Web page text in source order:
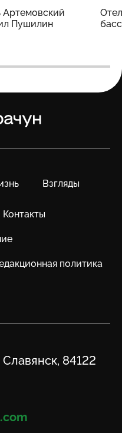
Артемовский
Пушилин
Взгляды
Контакты
политика
Славянск, 84122